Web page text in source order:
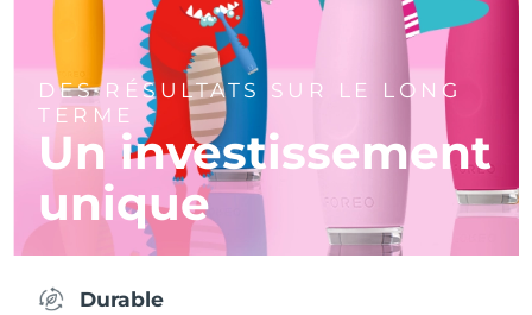
DES RÉSULTATS SUR LE LONG
TERME
Un investissement
unique
Durable